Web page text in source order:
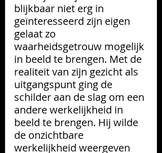
blijkbaar niet erg in
geïnteresseerd zijn eigen
gelaat zo
waarheidsgetrouw mogelijk
in beeld te brengen. Met de
realiteit van zijn gezicht als
uitgangspunt ging de
schilder aan de slag om een
andere werkelijkheid in
beeld te brengen. Hij wilde
de onzichtbare
werkelijkheid weergeven